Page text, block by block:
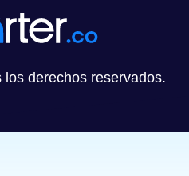
derechos reservados.